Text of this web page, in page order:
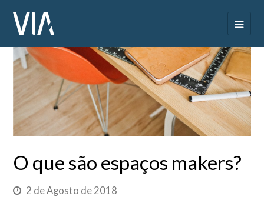
O que são espaços makers?
2 de Agosto de 2018